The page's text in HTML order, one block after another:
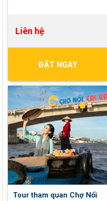
Liên hệ
ĐẶT NGAY
Tour tham quan Chợ Nổi